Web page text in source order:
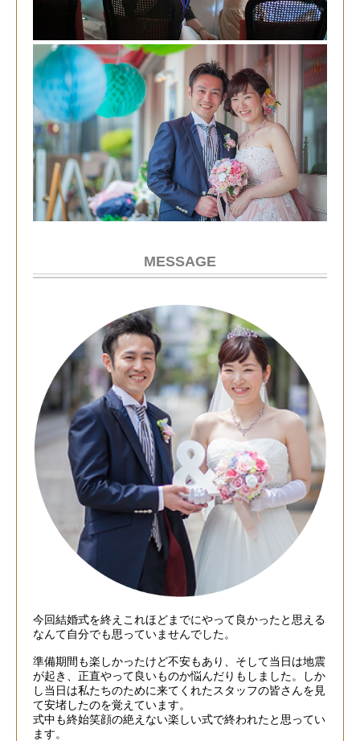
MESSAGE
今回結婚式を終えこれほどまでにやって良かったと思える
なんて自分でも思っていませんでした。
準備期間も楽しかったけど不安もあり、そして当日は地震
が起き、正直やって良いものか悩んだりもしました。しか
し当日は私たちのために来てくれたスタッフの皆さんを見
て安堵したのを覚えています。
式中も終始笑顔の絶えない楽しい式で終われたと思ってい
ます。